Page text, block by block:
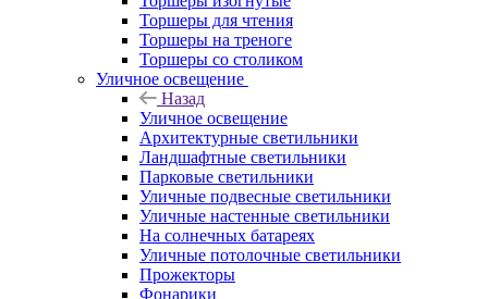
Торшеры для чтения
Торшеры на треноге
Торшеры со столиком
Уличное освещение
Назад
Уличное освещение
Архитектурные светильники
Ландшафтные светильники
Парковые светильники
Уличные подвесные светильники
Уличные настенные светильники
На солнечных батареях
Уличные потолочные светильники
Прожекторы
Фонарики